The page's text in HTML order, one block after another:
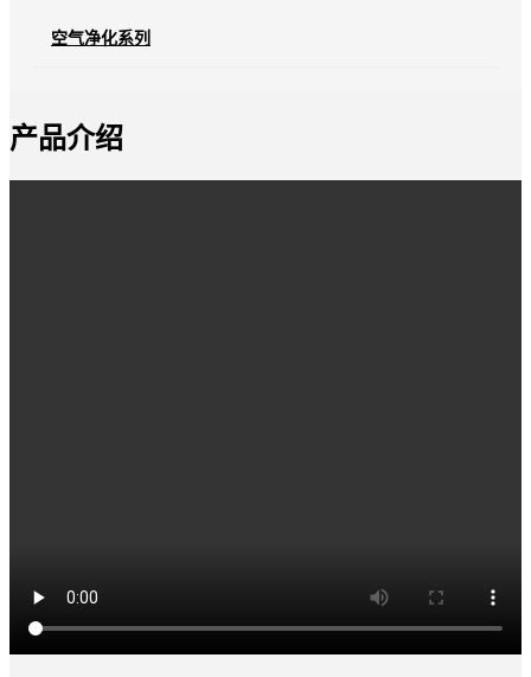
空气净化系列
产品介绍